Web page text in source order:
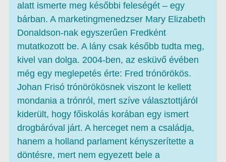
alatt ismerte meg későbbi feleségét – egy
bárban. A marketingmenedzser Mary Elizabeth
Donaldson-nak egyszerűen Fredként
mutatkozott be. A lány csak később tudta meg,
kivel van dolga. 2004-ben, az esküvő évében
még egy meglepetés érte: Fred trónörökös.
Johan Frisó trónörökösnek viszont le kellett
mondania a trónról, mert szíve választottjáról
kiderült, hogy főiskolás korában egy ismert
drogbáróval járt. A herceget nem a családja,
hanem a holland parlament kényszerítette a
döntésre, mert nem egyezett bele a